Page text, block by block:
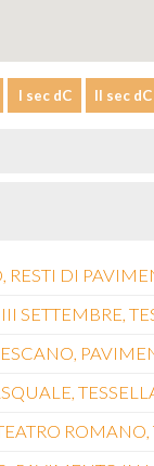
RESTI DI
SETTEMBRE,